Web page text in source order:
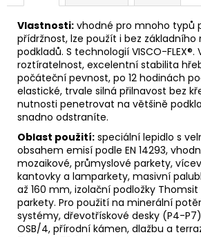
Vlastnosti: vhodné pro mnoho typů
přídržnost, lze použít i bez
podkladů. S technologií VISCO-FLEX®.
roztíratelnost, excelentní stabilita
počáteční pevnost, po 12 hodinách
elastické, trvale silná přilnavost bez
nutnosti penetrovat na většině
snadno odstraníte.
Oblast použití: speciální lepidlo s
obsahem emisí podle EN 14293,
mozaikové, průmyslové parkety,
kantovky a lamparkety, masivní
až 160 mm, izolační podložky
parkety. Pro použití na minerální
systémy, dřevotřískové desky (P4-
OSB/4, přírodní kámen, dlažbu a
e
m
e
VRTÁK
STUPŇOVITÝ
4,7X25
961,95
Kč